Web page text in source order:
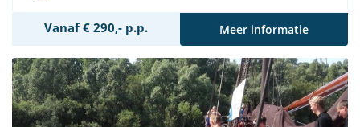
Vanaf € 290,- p.p. Meer informatie